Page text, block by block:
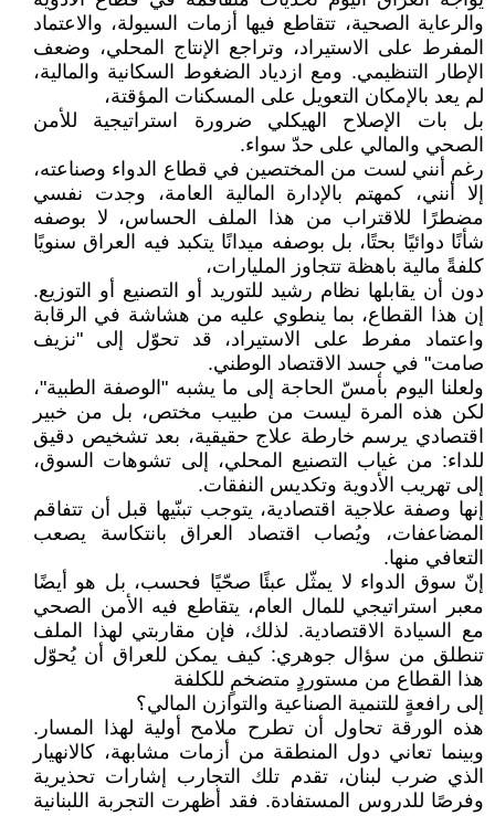
والرعاية الصحية، تتقاطع فيها أزمات السيولة، والاعتماد
المفرط على الاستيراد، وتراجع الإنتاج المحلي، وضعف
الإطار التنظيمي. ومع ازدياد الضغوط السكانية والمالية،
لم يعد بالإمكان التعويل على المسكنات المؤقتة،
بل بات الإصلاح الهيكلي ضرورة استراتيجية للأمن
الصحي والمالي على حدّ سواء.
رغم أنني لست من المختصين في قطاع الدواء وصناعته،
إلا أنني، كمهتم بالإدارة المالية العامة، وجدت نفسي
مضطرًا للاقتراب من هذا الملف الحساس، لا بوصفه
شأنًا دوائيًا بحتًا، بل بوصفه ميدانًا يتكبد فيه العراق سنويًا
كلفةً مالية باهظة تتجاوز المليارات،
دون أن يقابلها نظام رشيد للتوريد أو التصنيع أو التوزيع.
إن هذا القطاع، بما ينطوي عليه من هشاشة في الرقابة
واعتماد مفرط على الاستيراد، قد تحوّل إلى "نزيف
صامت" في جسد الاقتصاد الوطني.
ولعلنا اليوم بأمسّ الحاجة إلى ما يشبه "الوصفة الطبية"،
لكن هذه المرة ليست من طبيب مختص، بل من خبير
اقتصادي يرسم خارطة علاج حقيقية، بعد تشخيص دقيق
للداء: من غياب التصنيع المحلي، إلى تشوهات السوق،
إلى تهريب الأدوية وتكديس النفقات.
إنها وصفة علاجية اقتصادية، يتوجب تبنّيها قبل أن تتفاقم
المضاعفات، ويُصاب اقتصاد العراق بانتكاسة يصعب
التعافي منها.
إنّ سوق الدواء لا يمثّل عبئًا صحّيًا فحسب، بل هو أيضًا
معبر استراتيجي للمال العام، يتقاطع فيه الأمن الصحي
مع السيادة الاقتصادية. لذلك، فإن مقاربتي لهذا الملف
تنطلق من سؤال جوهري: كيف يمكن للعراق أن يُحوّل
هذا القطاع من مستوردٍ متضخمٍ للكلفة
إلى رافعةٍ للتنمية الصناعية والتوازن المالي؟
هذه الورقة تحاول أن تطرح ملامح أولية لهذا المسار.
وبينما تعاني دول المنطقة من أزمات مشابهة، كالانهيار
الذي ضرب لبنان، تقدم تلك التجارب إشارات تحذيرية
وفرصًا للدروس المستفادة. فقد أظهرت التجربة اللبنانية